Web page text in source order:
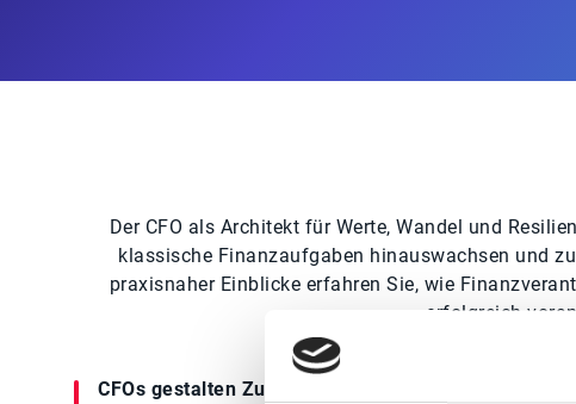
Der CFO als Architekt für Werte, Wandel und
klassische Finanzaufgaben hinauswachsen und
praxisnaher Einblicke erfahren Sie, wie
erfolgreich
CFOs gestalten Zukunft